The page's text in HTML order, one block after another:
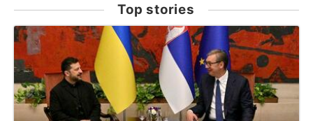
Top stories